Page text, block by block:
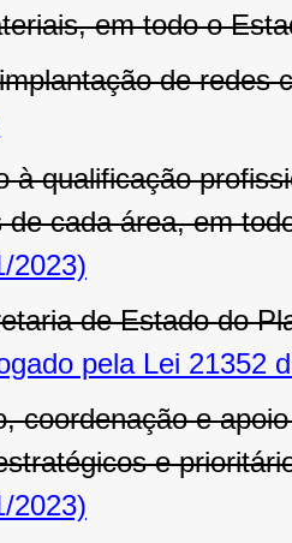
em todo o
de redes
à qualificação
de cada área, em
2023)
de Estado do
pela Lei 21352
coordenação e
e
2023)